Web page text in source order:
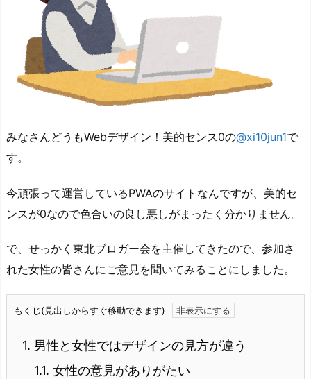
みなさんどうもWebデザイン！美的センス0の@xi10jun1で
す。
今頑張って運営しているPWAのサイトなんですが、美的セ
ンスが0なので色合いの良し悪しがまったく分かりません。
で、せっかく東北ブロガー会を主催してきたので、参加さ
れた女性の皆さんにご意見を聞いてみることにしました。
もくじ(見出しからすぐ移動できます)
1. 男性と女性ではデザインの見方が違う
1.1. 女性の意見がありがたい